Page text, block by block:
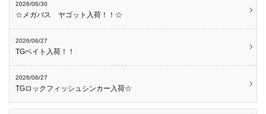
2026/06/30
☆メガバス ヤゴット入荷！！☆
2026/06/27
TGベイト入荷！！
2026/06/27
TGロックフィッシュシンカー入荷☆